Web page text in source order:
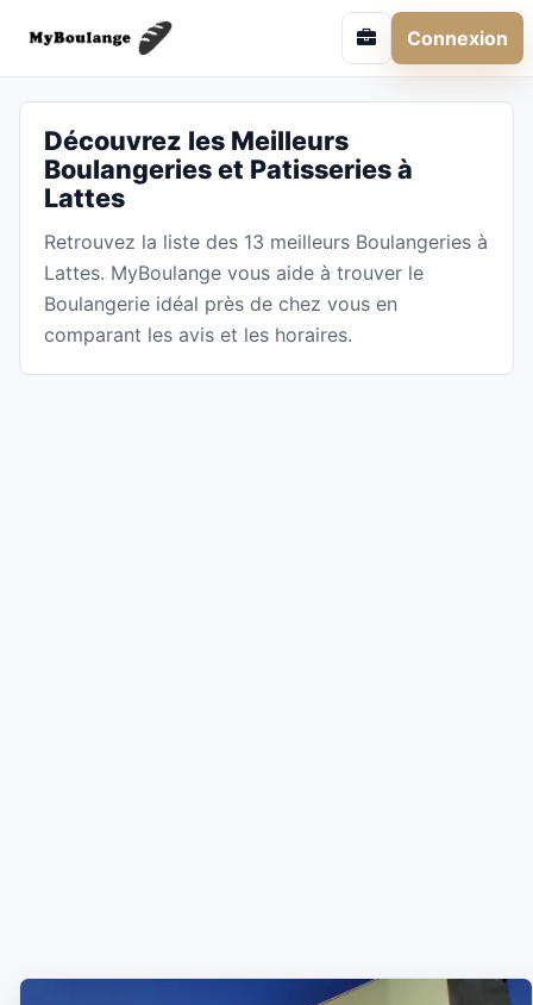
Connexion
Découvrez les Meilleurs
Boulangeries et Patisseries à
Lattes
Retrouvez la liste des 13 meilleurs Boulangeries à
Lattes. MyBoulange vous aide à trouver le
Boulangerie idéal près de chez vous en
comparant les avis et les horaires.